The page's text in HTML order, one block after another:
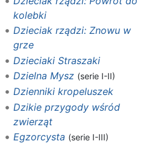
kolebki
Dzieciak rządzi: Znowu w
grze
Dzieciaki Straszaki
Dzielna Mysz (serie I-II)
Dzienniki kropeluszek
Dzikie przygody wśród
zwierząt‎‎
Egzorcysta (serie I-III)